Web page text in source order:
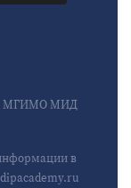
МГИМО МИД
в